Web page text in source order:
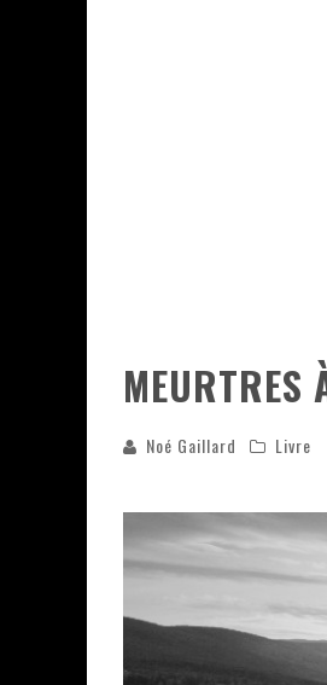
MEURTRES
Noé Gaillard Livre